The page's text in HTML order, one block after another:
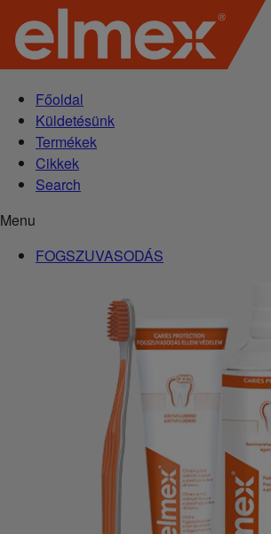
Főoldal
Küldetésünk
Termékek
Cikkek
Search
Menu
FOGSZUVASODÁS